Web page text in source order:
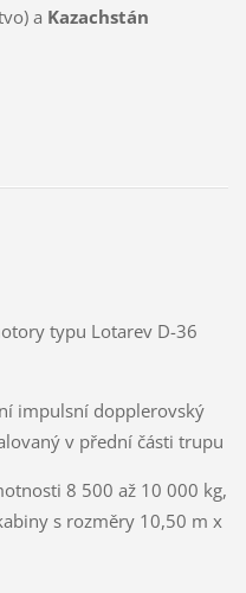
a Kazachstán
typu Lotarev D-36
dopplerovský
v přední části trupu
8 500 až 10 000 kg,
s rozměry 10,50 m x